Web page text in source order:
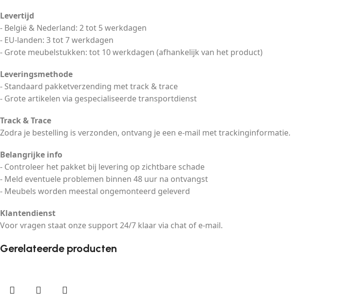
Levertijd
- België & Nederland: 2 tot 5 werkdagen
- EU-landen: 3 tot 7 werkdagen
- Grote meubelstukken: tot 10 werkdagen (afhankelijk van het product)
Leveringsmethode
- Standaard pakketverzending met track & trace
- Grote artikelen via gespecialiseerde transportdienst
Track & Trace
Zodra je bestelling is verzonden, ontvang je een e-mail met trackinginformatie.
Belangrijke info
- Controleer het pakket bij levering op zichtbare schade
- Meld eventuele problemen binnen 48 uur na ontvangst
- Meubels worden meestal ongemonteerd geleverd
Klantendienst
Voor vragen staat onze support 24/7 klaar via chat of e-mail.
Gerelateerde producten